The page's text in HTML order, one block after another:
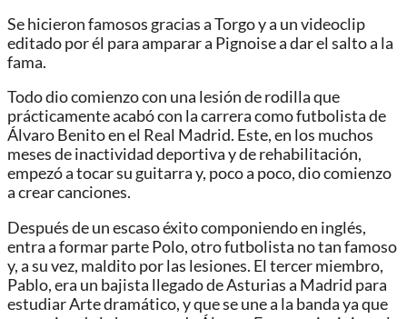
Se hicieron famosos gracias a Torgo y a un videoclip
editado por él para amparar a Pignoise a dar el salto a la
fama.
Todo dio comienzo con una lesión de rodilla que
prácticamente acabó con la carrera como futbolista de
Álvaro Benito en el Real Madrid. Este, en los muchos
meses de inactividad deportiva y de rehabilitación,
empezó a tocar su guitarra y, poco a poco, dio comienzo
a crear canciones.
Después de un escaso éxito componiendo en inglés,
entra a formar parte Polo, otro futbolista no tan famoso
y, a su vez, maldito por las lesiones. El tercer miembro,
Pablo, era un bajista llegado de Asturias a Madrid para
estudiar Arte dramático, y que se une a la banda ya que